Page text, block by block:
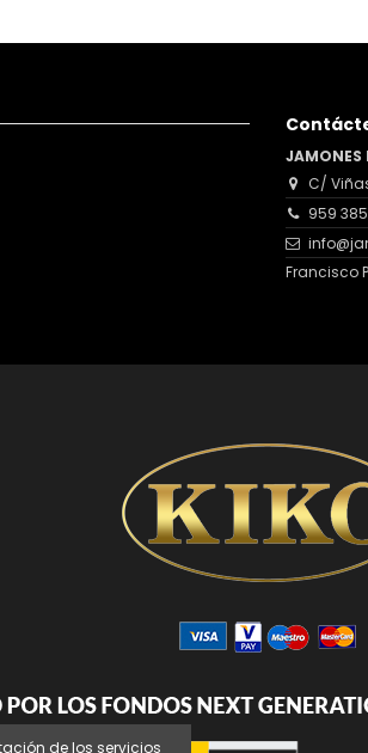
JAMONES
C/
959 385
Francisco
de los servicios